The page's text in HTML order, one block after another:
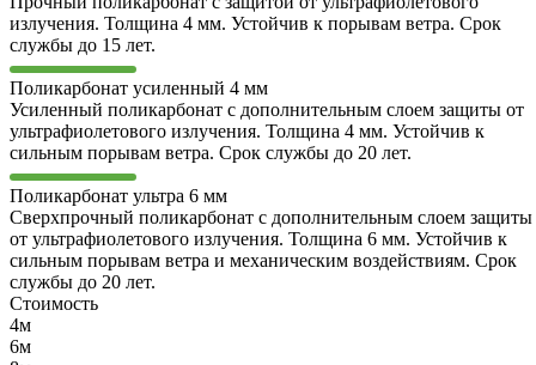
излучения. Толщина 4 мм. Устойчив к порывам ветра. Срок
службы до 15 лет.
Поликарбонат усиленный 4 мм
Усиленный поликарбонат с дополнительным слоем защиты от
ультрафиолетового излучения. Толщина 4 мм. Устойчив к
сильным порывам ветра. Срок службы до 20 лет.
Поликарбонат ультра 6 мм
Сверхпрочный поликарбонат с дополнительным слоем защиты
от ультрафиолетового излучения. Толщина 6 мм. Устойчив к
сильным порывам ветра и механическим воздействиям. Срок
службы до 20 лет.
Стоимость
4м
6м